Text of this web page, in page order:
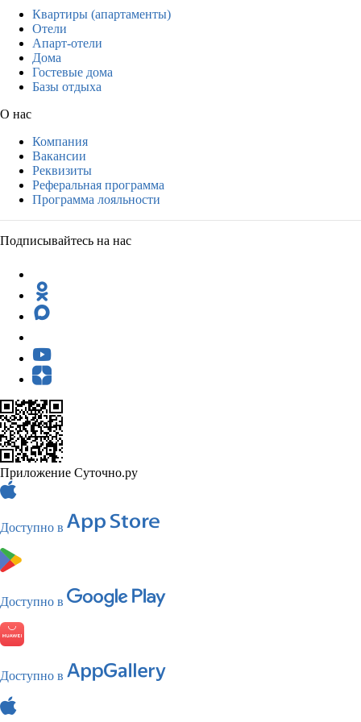
Квартиры (апартаменты)
Отели
Апарт-отели
Дома
Гостевые дома
Базы отдыха
О нас
Компания
Вакансии
Реквизиты
Реферальная программа
Программа лояльности
Подписывайтесь на нас
Приложение Суточно.ру
Доступно в
Доступно в
Доступно в